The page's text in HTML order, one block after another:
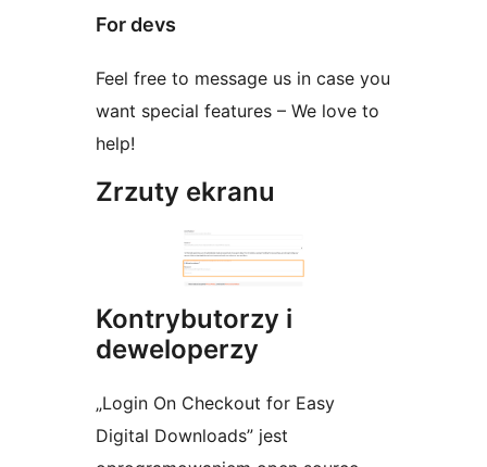
For devs
Feel free to message us in case you
want special features – We love to
help!
Zrzuty ekranu
Kontrybutorzy i
deweloperzy
„Login On Checkout for Easy
Digital Downloads” jest